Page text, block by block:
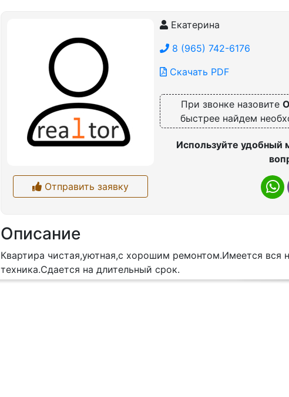
Отправить заявку
Екатерина
8 (965) 742-6176
Скачать PDF
При звонке назовите
быстрее найдем
Используйте удобный
Описание
Квартира чистая,уютная,с хорошим ремонтом.Имеется вся
техника.Сдается на длительный срок.